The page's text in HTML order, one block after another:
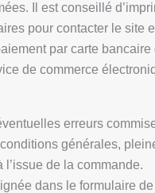
Il est conseillé
pour contacter le site
par carte
de commerce
erreurs
générales,
de la commande.
dans le formulaire